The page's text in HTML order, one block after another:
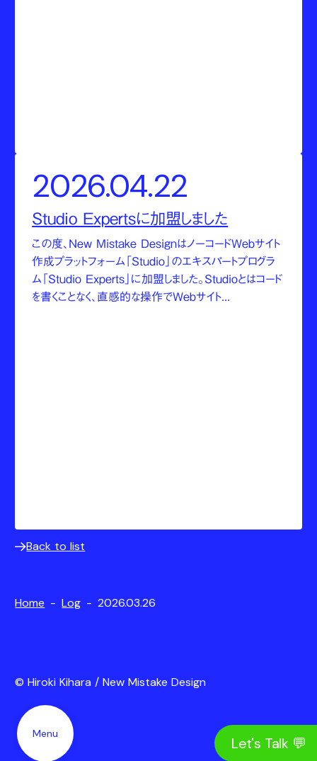
2026.04.22
Studio Expertsに加盟しました
この度、New Mistake DesignはノーコードWebサイト
作成プラットフォーム「Studio」のエキスパートプログラ
ム「Studio Experts」に加盟しました。Studioとはコード
を書くことなく、直感的な操作でWebサイト...
Back to list
Home - Log - 2026.03.26
© Hiroki Kihara / New Mistake Design
Menu
Let's Talk 💬